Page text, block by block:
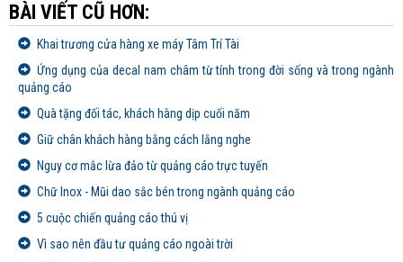
BÀI VIẾT CŨ HƠN:
Khai trương cửa hàng xe máy Tâm Trí Tài
Ứng dụng của decal nam châm từ tính trong đời sống và trong ngành
quảng cáo
Quà tặng đối tác, khách hàng dịp cuối năm
Giữ chân khách hàng bằng cách lắng nghe
Nguy cơ mắc lừa đảo từ quảng cáo trực tuyến
Chữ Inox - Mũi dao sắc bén trong ngành quảng cáo
5 cuộc chiến quảng cáo thú vị
Vì sao nên đầu tư quảng cáo ngoài trời